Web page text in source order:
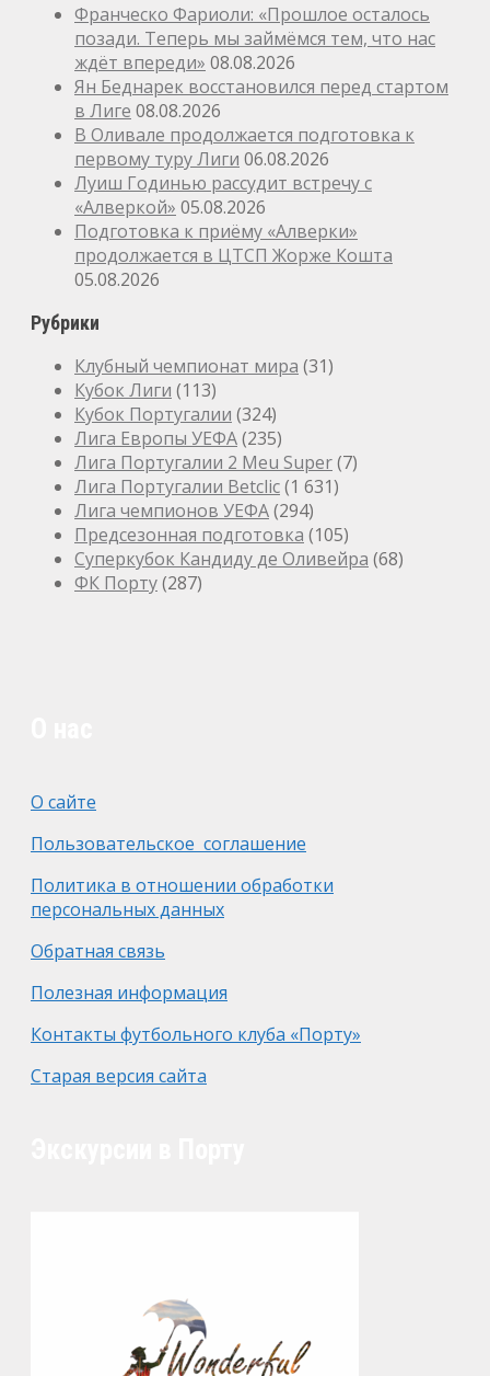
Франческо Фариоли: «Прошлое осталось
позади. Теперь мы займёмся тем, что нас
ждёт впереди» 08.08.2026
Ян Беднарек восстановился перед стартом
в Лиге 08.08.2026
В Оливале продолжается подготовка к
первому туру Лиги 06.08.2026
Луиш Годинью рассудит встречу с
«Алверкой» 05.08.2026
Подготовка к приёму «Алверки»
продолжается в ЦТСП Жорже Кошта
05.08.2026
Рубрики
Клубный чемпионат мира (31)
Кубок Лиги (113)
Кубок Португалии (324)
Лига Европы УЕФА(235)
Лига Португалии 2 Meu Super(7)
Лига Португалии Betclic(1 631)
Лига чемпионов УЕФА(294)
Предсезонная подготовка (105)
Суперкубок Кандиду де Оливейра (68)
ФК Порту(287)
О сайте
Пользовательское соглашение
Политика в отношении обработки
персональных данных
Обратная связь
Полезная информация
Контакты футбольного клуба «Порту»
Старая версия сайта